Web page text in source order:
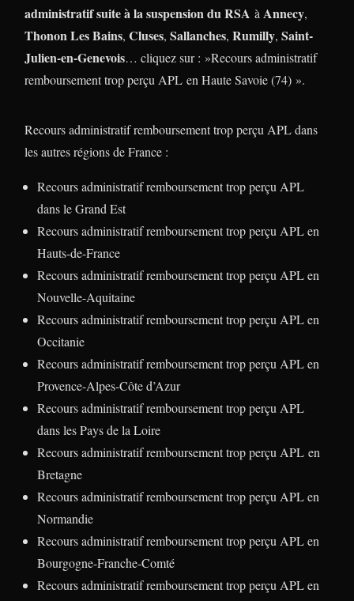
administratif suite à la suspension du RSA à Annecy,
Thonon Les Bains, Cluses, Sallanches, Rumilly, Saint-
Julien-en-Genevois… cliquez sur : »Recours administratif
remboursement trop perçu APL en Haute Savoie (74) ».
Recours administratif remboursement trop perçu APL dans
les autres régions de France :
Recours administratif remboursement trop perçu APL
dans le Grand Est
Recours administratif remboursement trop perçu APL en
Hauts-de-France
Recours administratif remboursement trop perçu APL en
Nouvelle-Aquitaine
Recours administratif remboursement trop perçu APL en
Occitanie
Recours administratif remboursement trop perçu APL en
Provence-Alpes-Côte d’Azur
Recours administratif remboursement trop perçu APL
dans les Pays de la Loire
Recours administratif remboursement trop perçu APL en
Bretagne
Recours administratif remboursement trop perçu APL en
Normandie
Recours administratif remboursement trop perçu APL en
Bourgogne-Franche-Comté
Recours administratif remboursement trop perçu APL en